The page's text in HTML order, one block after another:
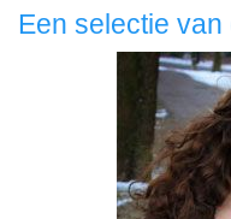
Een selectie